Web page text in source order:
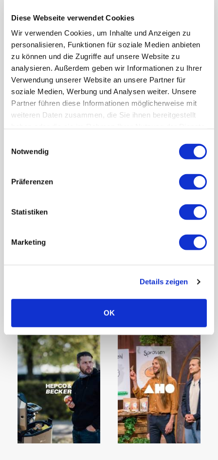
Diese Webseite verwendet Cookies
Wir verwenden Cookies, um Inhalte und Anzeigen zu
personalisieren, Funktionen für soziale Medien anbieten
zu können und die Zugriffe auf unsere Website zu
analysieren. Außerdem geben wir Informationen zu Ihrer
Verwendung unserer Website an unsere Partner für
soziale Medien, Werbung und Analysen weiter. Unsere
Partner führen diese Informationen möglicherweise mit
weiteren Daten zusammen, die Sie ihnen bereitgestellt
Cookies, wenn Sie unsere Webseite weiterhin nutzen.
Notwendig
Präferenzen
Statistiken
Marketing
Details zeigen
OK
um einen ganzheitlichen und nachhaltigen
Erfolg mit unseren Kunden verzeichnen zu
können.
Meta Ads